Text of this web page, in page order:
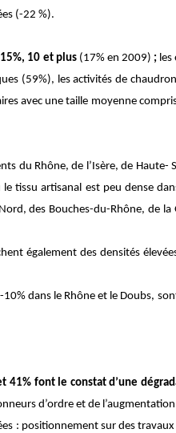
(-22 %).
10 et plus (17% en 2009) ; les
(59%), les activités de
avec une taille moyenne
du Rhône, de l’Isère, de Haute-
tissu artisanal est peu dense
des Bouches-du-Rhône, de
également des densités
dans le Rhône et le Doubs,
41% font le constat d’une
d’ordre et de
: positionnement sur des